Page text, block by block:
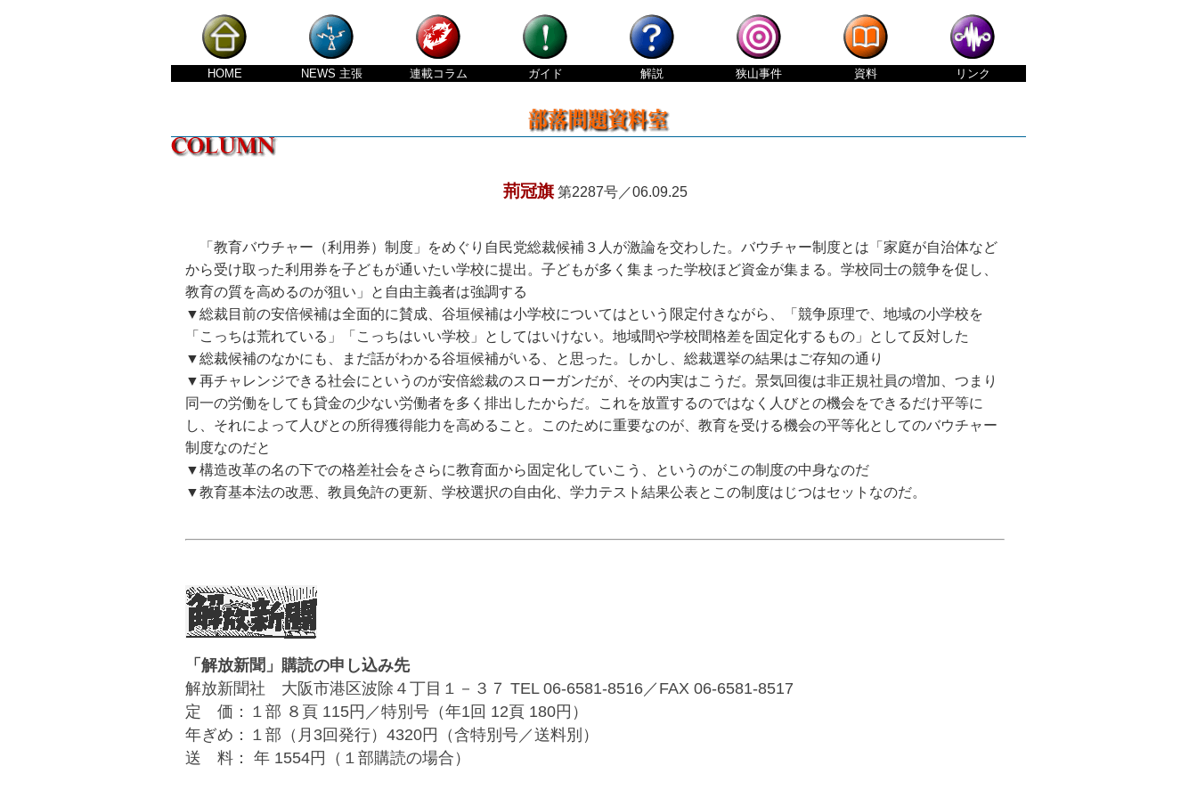
HOME NEWS 主張 連載コラム ガイド 解説 狭山事件 資料 リンク
荊冠旗 第2287号／06.09.25
「教育バウチャー（利用券）制度」をめぐり自民党総裁候補３人が激論を交わした。バウチャー制度とは「家庭が自治体など
から受け取った利用券を子どもが通いたい学校に提出。子どもが多く集まった学校ほど資金が集まる。学校同士の競争を促し、
教育の質を高めるのが狙い」と自由主義者は強調する
▼総裁目前の安倍候補は全面的に賛成、谷垣候補は小学校についてはという限定付きながら、「競争原理で、地域の小学校を
「こっちは荒れている」「こっちはいい学校」としてはいけない。地域間や学校間格差を固定化するもの」として反対した
▼総裁候補のなかにも、まだ話がわかる谷垣候補がいる、と思った。しかし、総裁選挙の結果はご存知の通り
▼再チャレンジできる社会にというのが安倍総裁のスローガンだが、その内実はこうだ。景気回復は非正規社員の増加、つまり
同一の労働をしても貸金の少ない労働者を多く排出したからだ。これを放置するのではなく人びとの機会をできるだけ平等に
し、それによって人びとの所得獲得能力を高めること。このために重要なのが、教育を受ける機会の平等化としてのバウチャー
制度なのだと
▼構造改革の名の下での格差社会をさらに教育面から固定化していこう、というのがこの制度の中身なのだ
▼教育基本法の改悪、教員免許の更新、学校選択の自由化、学力テスト結果公表とこの制度はじつはセットなのだ。
「解放新聞」購読の申し込み先
解放新聞社 大阪市港区波除４丁目１－３７ TEL 06-6581-8516／FAX 06-6581-8517
定 価：１部 ８頁 115円／特別号（年1回 12頁 180円）
年ぎめ：１部（月3回発行）4320円（含特別号／送料別）
送 料： 年 1554円（１部購読の場合）